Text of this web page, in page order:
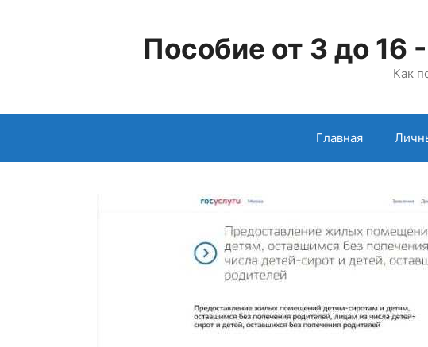
Пособие от 3 до
Как
Главная